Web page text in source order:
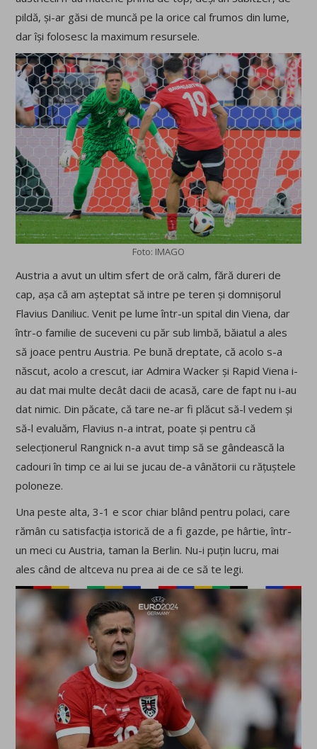
pildă, și-ar găsi de muncă pe la orice cal frumos din lume,
dar își folosesc la maximum resursele.
Foto: IMAGO
Austria a avut un ultim sfert de oră calm, fără dureri de
cap, așa că am așteptat să intre pe teren și domnișorul
Flavius Daniliuc. Venit pe lume într-un spital din Viena, dar
într-o familie de suceveni cu păr sub limbă, băiatul a ales
să joace pentru Austria. Pe bună dreptate, că acolo s-a
născut, acolo a crescut, iar Admira Wacker și Rapid Viena i-
au dat mai multe decât dacii de acasă, care de fapt nu i-au
dat nimic. Din păcate, că tare ne-ar fi plăcut să-l vedem și
să-l evaluăm, Flavius n-a intrat, poate și pentru că
selecționerul Rangnick n-a avut timp să se gândească la
cadouri în timp ce ai lui se jucau de-a vânătorii cu rățuștele
poloneze.
Una peste alta, 3-1 e scor chiar blând pentru polaci, care
rămân cu satisfacția istorică de a fi gazde, pe hârtie, într-
un meci cu Austria, taman la Berlin. Nu-i puțin lucru, mai
ales când de altceva nu prea ai de ce să te legi.